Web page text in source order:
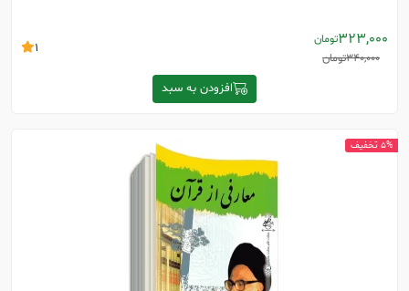
323,000تومان
340,000تومان
1
افزودن به سبد
5% تخفیف